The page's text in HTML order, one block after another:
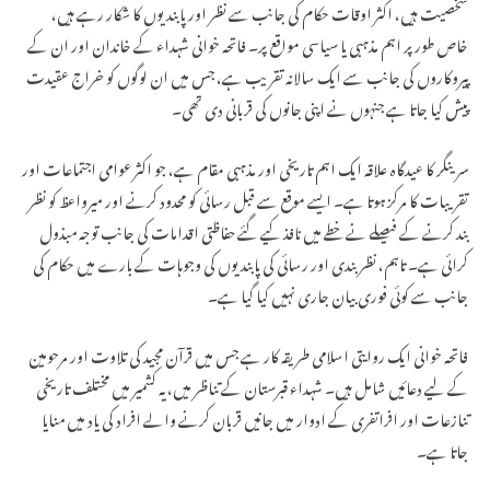
شخصیت ہیں، اکثر اوقات حکام کی جانب سے نظر اور پابندیوں کا شکار رہے ہیں،
خاص طور پر اہم مذہبی یا سیاسی مواقع پر۔ فاتحہ خوانی شہداء کے خاندان اور ان کے
پیروکاروں کی جانب سے ایک سالانہ تقریب ہے، جس میں ان لوگوں کو خراج عقیدت
پیش کیا جاتا ہے جنہوں نے اپنی جانوں کی قربانی دی تھی۔
سرینگر کا عیدگاہ علاقہ ایک اہم تاریخی اور مذہبی مقام ہے، جو اکثر عوامی اجتماعات اور
تقریبات کا مرکز ہوتا ہے۔ ایسے موقع سے قبل رسائی کو محدود کرنے اور میرواعظ کو نظر
بند کرنے کے فیصلے نے خطے میں نافذ کیے گئے حفاظتی اقدامات کی جانب توجہ مبذول
کرائی ہے۔ تاہم، نظربندی اور رسائی کی پابندیوں کی وجوہات کے بارے میں حکام کی
جانب سے کوئی فوری بیان جاری نہیں کیا گیا ہے۔
فاتحہ خوانی ایک روایتی اسلامی طریقہ کار ہے جس میں قرآن مجید کی تلاوت اور مرحومین
کے لیے دعائیں شامل ہیں۔ شہداء قبرستان کے تناظر میں، یہ کشمیر میں مختلف تاریخی
تنازعات اور افراتفری کے ادوار میں جانیں قربان کرنے والے افراد کی یاد میں منایا
جاتا ہے۔